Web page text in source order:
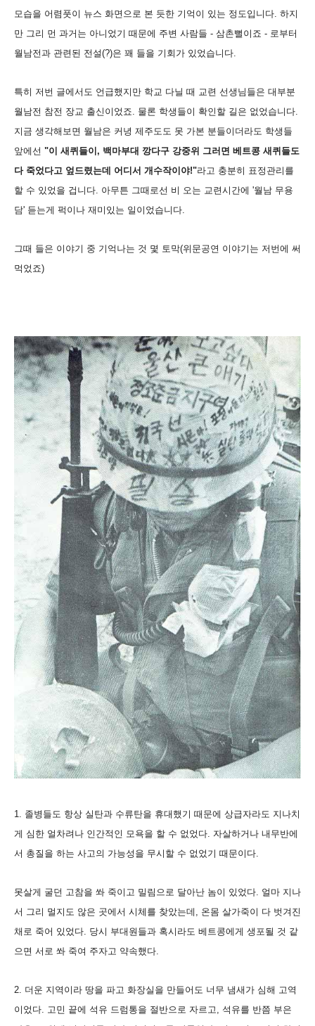
모습을 어렴풋이 뉴스 화면으로 본 듯한 기억이 있는 정도입니다. 하지
만 그리 먼 과거는 아니었기 때문에 주변 사람들 - 삼촌뻘이죠 - 로부터
월남전과 관련된 전설(?)은 꽤 들을 기회가 있었습니다.
특히 저번 글에서도 언급했지만 학교 다닐 때 교련 선생님들은 대부분
월남전 참전 장교 출신이었죠. 물론 학생들이 확인할 길은 없었습니다.
지금 생각해보면 월남은 커녕 제주도도 못 가본 분들이더라도 학생들
앞에선 "이 새퀴들이, 백마부대 깡다구 강중위 그러면 베트콩 새퀴들도
다 죽었다고 엎드렸는데 어디서 개수작이야!"라고 충분히 표정관리를
할 수 있었을 겁니다. 아무튼 그때로선 비 오는 교련시간에 '월남 무용
담' 듣는게 퍽이나 재미있는 일이었습니다.
그때 들은 이야기 중 기억나는 것 몇 토막(위문공연 이야기는 저번에 써
먹었죠)
1. 졸병들도 항상 실탄과 수류탄을 휴대했기 때문에 상급자라도 지나치
게 심한 얼차려나 인간적인 모욕을 할 수 없었다. 자살하거나 내무반에
서 총질을 하는 사고의 가능성을 무시할 수 없었기 때문이다.
못살게 굴던 고참을 쏴 죽이고 밀림으로 달아난 놈이 있었다. 얼마 지나
서 그리 멀지도 않은 곳에서 시체를 찾았는데, 온몸 살가죽이 다 벗겨진
채로 죽어 있었다. 당시 부대원들과 혹시라도 베트콩에게 생포될 것 같
으면 서로 쏴 죽여 주자고 약속했다.
2. 더운 지역이라 땅을 파고 화장실을 만들어도 너무 냄새가 심해 고역
이었다. 고민 끝에 석유 드럼통을 절반으로 자르고, 석유를 반쯤 부은